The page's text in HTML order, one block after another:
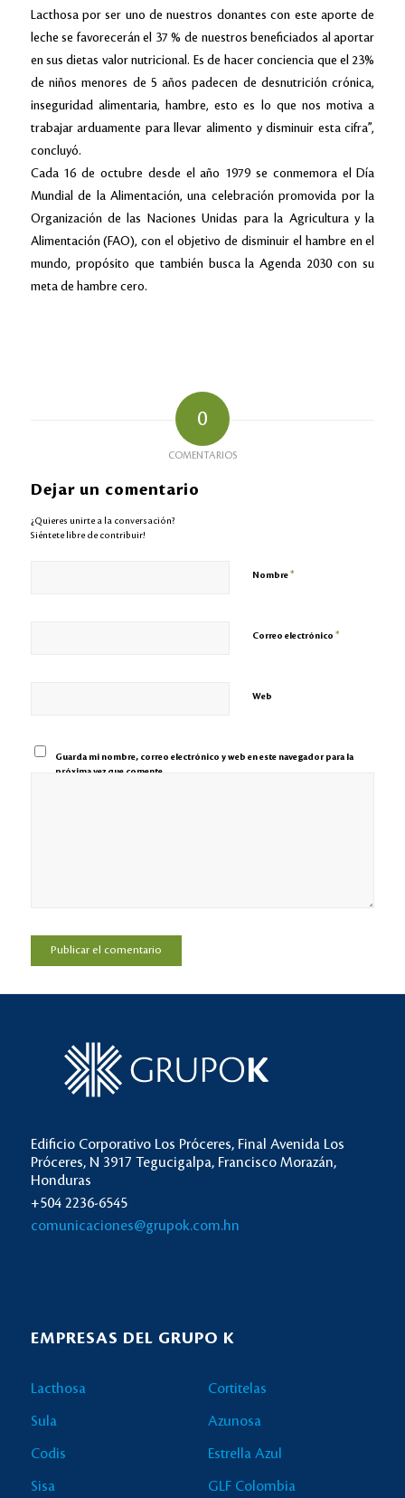
Lacthosa por ser uno de nuestros donantes con este aporte de
leche se favorecerán el 37 % de nuestros beneficiados al aportar
en sus dietas valor nutricional. Es de hacer conciencia que el 23%
de niños menores de 5 años padecen de desnutrición crónica,
inseguridad alimentaria, hambre, esto es lo que nos motiva a
trabajar arduamente para llevar alimento y disminuir esta cifra”,
concluyó.
Cada 16 de octubre desde el año 1979 se conmemora el Día
Mundial de la Alimentación, una celebración promovida por la
Organización de las Naciones Unidas para la Agricultura y la
Alimentación (FAO), con el objetivo de disminuir el hambre en el
mundo, propósito que también busca la Agenda 2030 con su
meta de hambre cero.
0
COMENTARIOS
Dejar un comentario
¿Quieres unirte a la conversación?
Siéntete libre de contribuir!
Nombre*
Correo electrónico *
Web
Guarda mi nombre, correo electrónico y web en este navegador para la
próxima vez que comente.
Edificio Corporativo Los Próceres, Final Avenida Los
Próceres, N 3917 Tegucigalpa, Francisco Morazán,
Honduras
+504 2236-6545
comunicaciones@grupok.com.hn
EMPRESAS DEL GRUPO K
Lacthosa
Sula
Codis
Sisa
Cortitelas
Azunosa
Estrella Azul
GLF Colombia